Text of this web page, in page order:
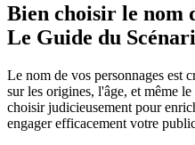
Bien choisir le nom
Le Guide du
Le nom de vos personnages est
sur les origines, l'âge, et même
choisir judicieusement pour
engager efficacement votre